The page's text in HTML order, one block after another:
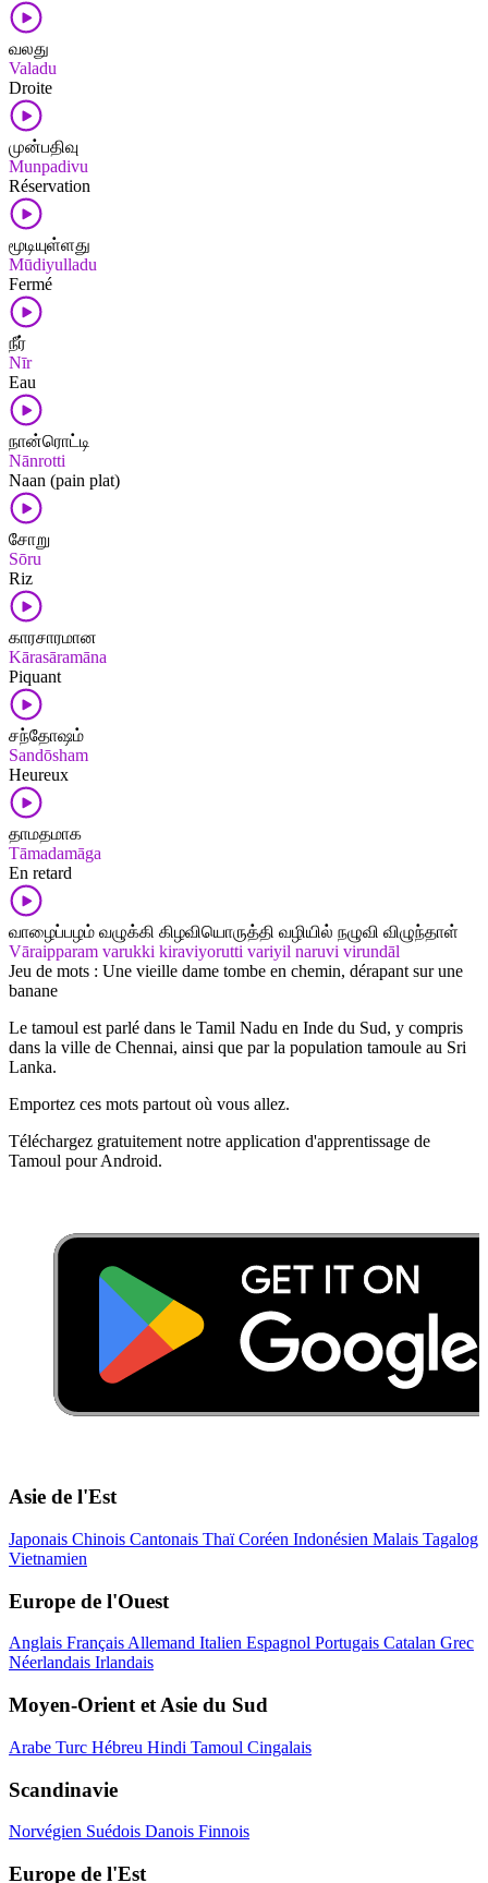
வலது
Valadu
Droite
முன்பதிவு
Munpadivu
Réservation
மூடியுள்ளது
Mūdiyulladu
Fermé
நீர்
Nīr
Eau
நான்ரொட்டி
Nānrotti
Naan (pain plat)
சோறு
Sōru
Riz
காரசாரமான
Kārasāramāna
Piquant
சந்தோஷம்
Sandōsham
Heureux
தாமதமாக
Tāmadamāga
En retard
வாழைப்பழம் வழுக்கி கிழவியொருத்தி வழியில் நழுவி விழுந்தாள்
Vāraipparam varukki kiraviyorutti variyil naruvi virundāl
Jeu de mots : Une vieille dame tombe en chemin, dérapant sur une
banane
Le tamoul est parlé dans le Tamil Nadu en Inde du Sud, y compris
dans la ville de Chennai, ainsi que par la population tamoule au Sri
Lanka.
Emportez ces mots partout où vous allez.
Téléchargez gratuitement notre application d'apprentissage de
Tamoul pour Android.
Asie de l'Est
Japonais Chinois Cantonais ThaïCoréen Indonésien Malais Tagalog
Vietnamien
Europe de l'Ouest
Anglais FrançaisAllemand Italien Espagnol Portugais Catalan Grec
Néerlandais Irlandais
Moyen-Orient et Asie du Sud
Arabe Turc Hébreu Hindi Tamoul Cingalais
Scandinavie
Norvégien Suédois Danois Finnois
Europe de l'Est